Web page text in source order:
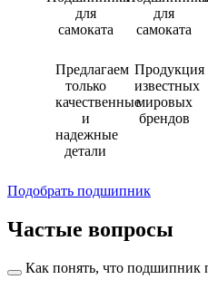
Предлагаем
только
качественные
и
надежные
детали
Продукция
известных
мировых
брендов
Подобрать подшипник
Частые вопросы
Как понять, что подшипник